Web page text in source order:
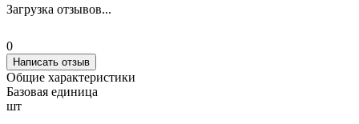
Загрузка отзывов...
0
Написать отзыв
Общие характеристики
Базовая единица
шт